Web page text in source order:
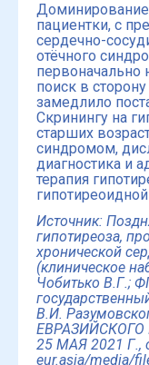
Доминирование
пациентки, с
сердечно-
отёчного
первоначально
поиск в
замедлило
Скринингу на
старших
синдромом,
диагностика и
терапия
Источник:
гипотиреоза,
хронической
(клиническое
Чобитько В.Г.;
В.И.
25 МАЯ 2021 Г.,
eur.asia/media/